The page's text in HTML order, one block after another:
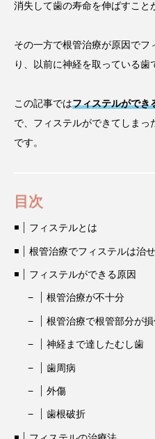
消失して歯の寿命を伸ばすこと
その一方で根管治療が原因でフ
り、以前に神経を取っている歯
この記事ではフィステルができ
で、フィステルができてしま
です。
目次
フィステルとは
根管治療でフィステルは治
フィステルができる原因
根管治療が不十分
根管治療で根管部分が損
神経まで達したむし歯
歯周病
外傷
歯根破折